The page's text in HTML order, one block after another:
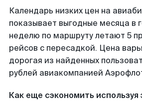
Календарь низких цен на
показывает выгодные месяца в
неделю по маршруту летают 5
рейсов с пересадкой. Цена
дорогая из найденных
рублей авиакомпанией
Как еще сэкономить используя